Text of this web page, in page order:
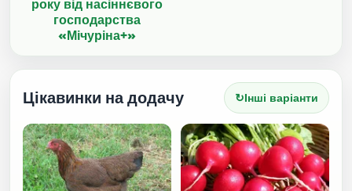
року від насіннєвого
господарства
«Мічуріна+»
Цікавинки на додачу ↻Інші варіанти